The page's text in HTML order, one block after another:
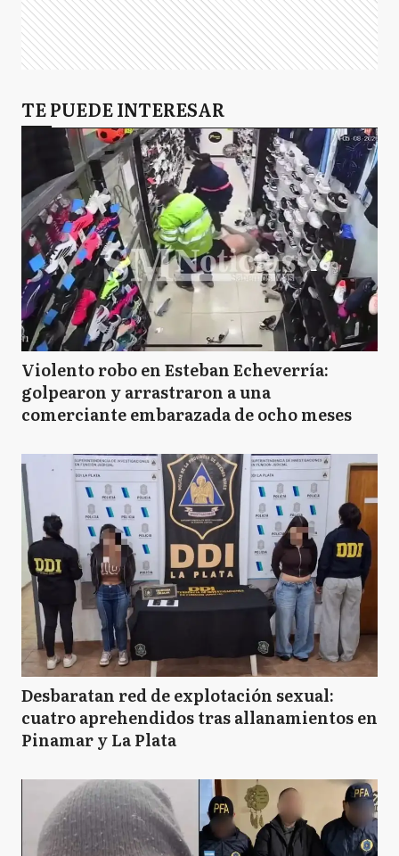
TE PUEDE INTERESAR
Violento robo en Esteban Echeverría:
golpearon y arrastraron a una
comerciante embarazada de ocho meses
Desbaratan red de explotación sexual:
cuatro aprehendidos tras allanamientos en
Pinamar y La Plata